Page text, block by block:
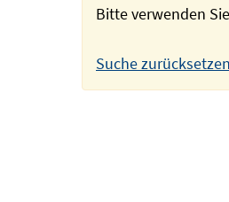
Bitte verwenden
Suche zurücksetzen